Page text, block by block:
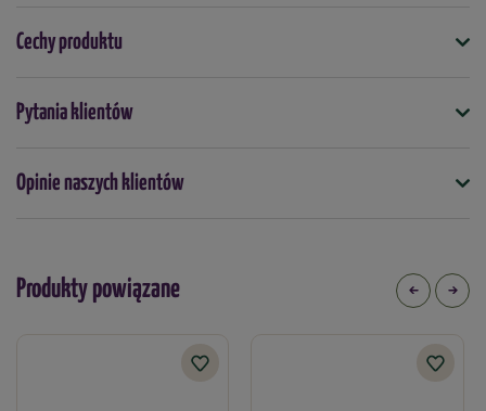
Cechy produktu
Symbol
5908311732014
Podmiot odpowiedzialny za ten produkt na terenie UE
Pytania klientów
Opinie naszych klientów
Produkty powiązane